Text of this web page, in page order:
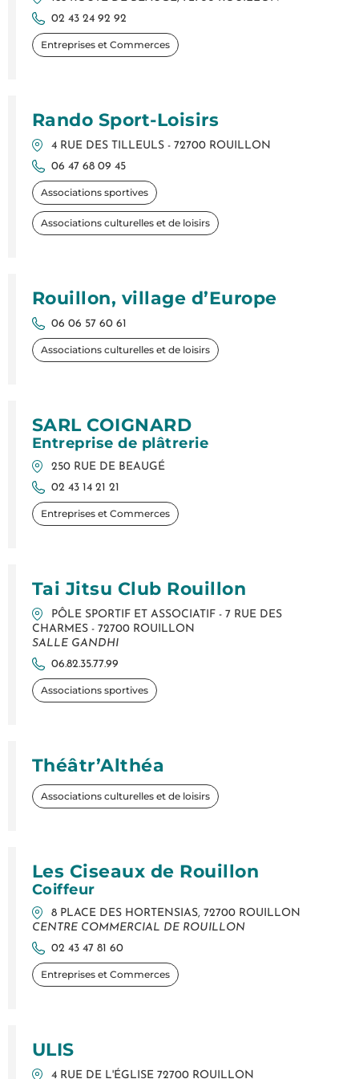
02 43 24 92 92
Entreprises et Commerces
Rando Sport-Loisirs
4 RUE DES TILLEULS - 72700 ROUILLON
06 47 68 09 45
Associations sportives
Associations culturelles et de loisirs
Rouillon, village d’Europe
06 06 57 60 61
Associations culturelles et de loisirs
SARL COIGNARD
Entreprise de plâtrerie
250 RUE DE BEAUGÉ
02 43 14 21 21
Entreprises et Commerces
Tai Jitsu Club Rouillon
PÔLE SPORTIF ET ASSOCIATIF - 7 RUE DES
CHARMES - 72700 ROUILLON
SALLE GANDHI
06.82.35.77.99
Associations sportives
Théâtr’Althéa
Associations culturelles et de loisirs
Les Ciseaux de Rouillon
Coiffeur
8 PLACE DES HORTENSIAS, 72700 ROUILLON
CENTRE COMMERCIAL DE ROUILLON
02 43 47 81 60
Entreprises et Commerces
ULIS
4 RUE DE L'ÉGLISE 72700 ROUILLON